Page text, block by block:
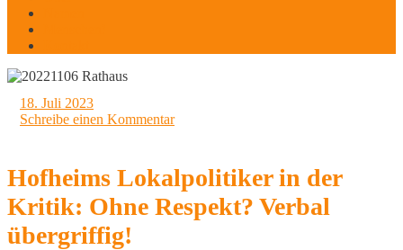
18. Juli 2023
Schreibe einen Kommentar
Hofheims Lokalpolitiker in der
Kritik: Ohne Respekt? Verbal
übergriffig!